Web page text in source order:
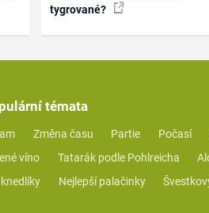
tygrované?
témata
Změna času Partie Počasí
víno Tatarák podle Pohlreicha
Nejlepší palačinky